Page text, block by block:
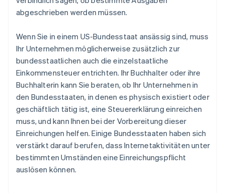
abgeschrieben werden müssen.
Wenn Sie in einem US-Bundesstaat ansässig sind, muss
Ihr Unternehmen möglicherweise zusätzlich zur
bundesstaatlichen auch die einzelstaatliche
Einkommensteuer entrichten. Ihr Buchhalter oder ihre
Buchhalterin kann Sie beraten, ob Ihr Unternehmen in
den Bundesstaaten, in denen es physisch existiert oder
geschäftlich tätig ist, eine Steuererklärung einreichen
muss, und kann Ihnen bei der Vorbereitung dieser
Einreichungen helfen. Einige Bundesstaaten haben sich
verstärkt darauf berufen, dass Internetaktivitäten unter
bestimmten Umständen eine Einreichungspflicht
auslösen können.